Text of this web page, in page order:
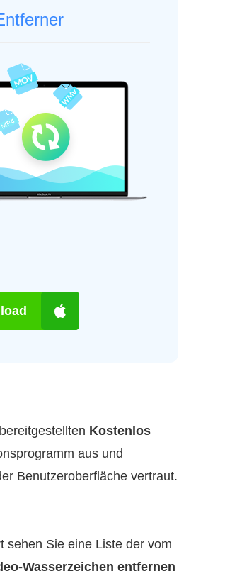
Kostenlos
aus und
Benutzeroberfläche vertraut.
sehen Sie eine Liste der vom
Wasserzeichen entfernen